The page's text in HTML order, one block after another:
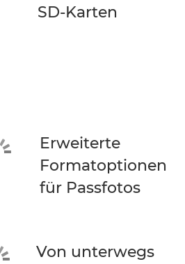
SD-Karten
Erweiterte
Formatoptionen
für Passfotos
Von unterwegs